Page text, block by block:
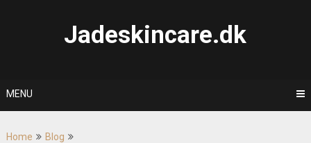
Jadeskincare.dk
MENU
Home
Blog